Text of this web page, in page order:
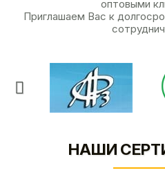
оптовыми
Приглашаем Вас к
НАШИ